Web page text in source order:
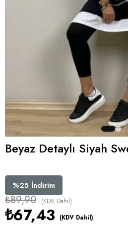
Beyaz Detaylı Siyah
%25 İndirim
₺89,90 (KDV Dahil)
₺67,43 (KDV Dahil)